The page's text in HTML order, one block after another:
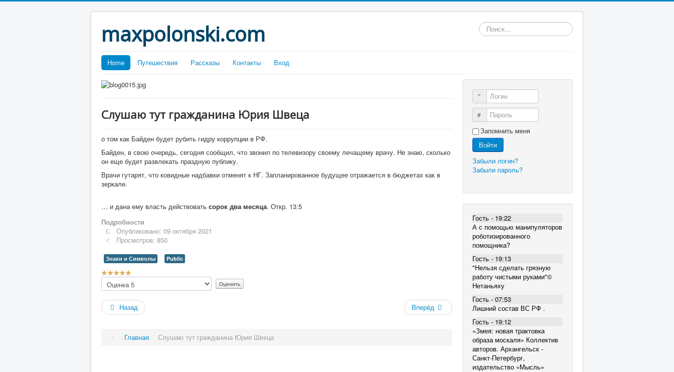
maxpolonski.com Искать...
Home Путешествия Рассказы Контакты Вход
Слушаю тут гражданина Юрия Швеца
о том как Байден будет рубить гидру коррупции в РФ.
Байден, в свою очередь, сегодня сообщил, что звонил по телевизору своему лечащему врачу. Не знаю, сколько
он еще будет развлекать праздную публику.
Врачи гутарят, что ковидные надбавки отменят к НГ. Запланированное будущее отражается в бюджетах как в
зеркале.
… и дана ему власть действовать сорок два месяца. Откр. 13:5
Подробности
Опубликовано: 09 октября 2021
Просмотров: 850
Знаки и Символы Public
Рейтинг:
/
Пожалуйста,
оцените
Назад
Вперёд
Главная Слушаю тут гражданина Юрия Швеца
Логин
Пароль
Запомнить меня
Войти
Забыли логин?
Забыли пароль?
Гость - 19:22
А с помощью манипуляторов
роботизированного
помощника?
Гость - 19:13
"Нельзя сделать грязную
работу чистыми руками"©
Нетаньяху
Гость - 07:53
Лишний состав ВС РФ .
Гость - 19:12
«Змея: новая трактовка
образа москаля» Коллектив
авторов. Архангельск -
Санкт-Петербург,
издательство «Мысль»